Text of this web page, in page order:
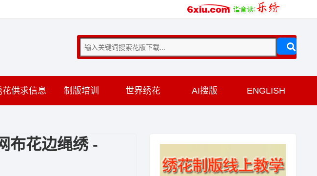
花供求信息 制版培训 世界绣花 AI搜版 ENGLISH
布花边绳绣 -